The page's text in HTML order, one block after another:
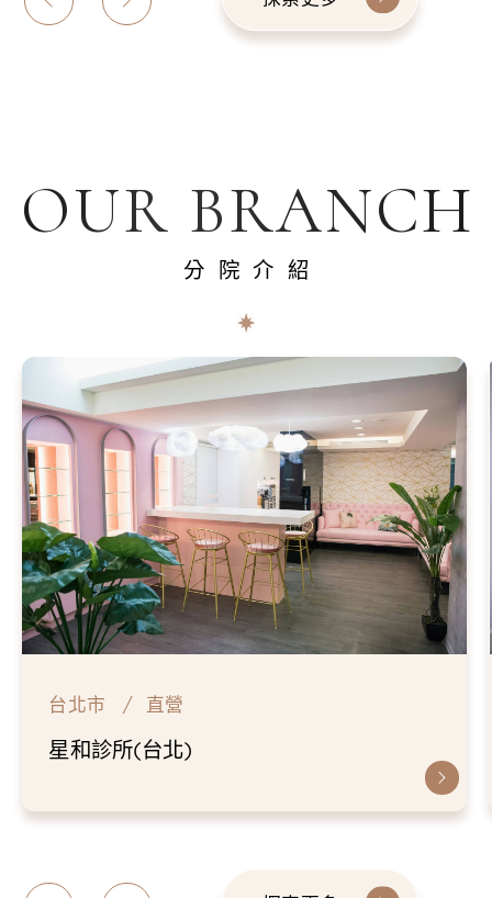
OUR BRANCH
分院介紹
台北市 直營
星和診所(台北)